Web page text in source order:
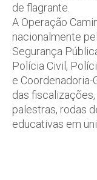
de flagrante.
A Operação
nacionalmente
Segurança
Polícia Civil,
e Coordenadoria-
das
palestras, rodas
educativas em